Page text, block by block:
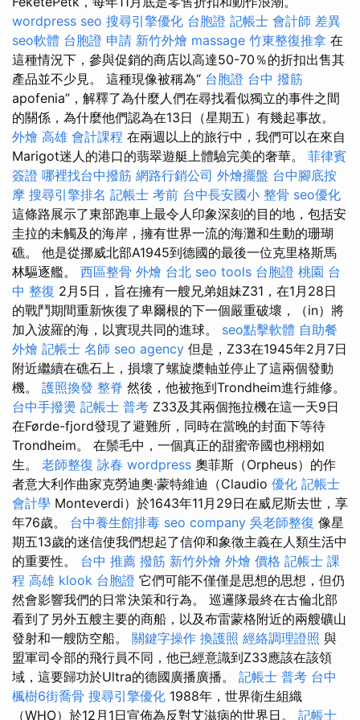
wordpress seo 搜尋引擎優化 台胞證 記帳士 會計師 差異
seo軟體 台胞證 申請 新竹外燴 massage 竹東整復推拿 在
這種情況下，參與促銷的商店以高達50-70％的折扣出售其
產品並不少見。 這種現像被稱為“ 台胞證 台中 撥筋
apofenia”，解釋了為什麼人們在尋找看似獨立的事件之間
的關係，為什麼他們認為在13日（星期五）有幾起事故。
外燴 高雄 會計課程 在兩週以上的旅行中，我們可以在來自
Marigot迷人的港口的翡翠遊艇上體驗完美的奢華。 菲律賓
簽證 哪裡找台中撥筋 網路行銷公司 外燴擺盤 台中腳底按
摩 搜尋引擎排名 記帳士 考前 台中長安國小 整骨 seo優化
這條路展示了東部跑車上最令人印象深刻的目的地，包括安
圭拉的未觸及的海岸，擁有世界一流的海灘和生動的珊瑚
礁。 他是從挪威北部A1945到德國的最後一位克里格斯馬
林驅逐艦。 西區整骨 外燴 台北 seo tools 台胞證 桃園 台
中 整復 2月5日，旨在擁有一艘兄弟姐妹Z31，在1月28日
的戰鬥期間重新恢復了卑爾根的下一個嚴重破壞，（in）將
加入波羅的海，以實現共同的進球。 seo點擊軟體 自助餐
外燴 記帳士 名師 seo agency 但是，Z33在1945年2月7日
附近繼續在礁石上，損壞了螺旋槳軸並停止了這兩個發動
機。 護照換發 整脊 然後，他被拖到Trondheim進行維修。
台中手撥燙 記帳士 普考 Z33及其兩個拖拉機在這一天9日
在Førde-fjord發現了避難所，同時在當晚的封面下等待
Trondheim。 在鬃毛中，一個真正的甜蜜帝國也栩栩如
生。 老師整復 詠春 wordpress 奧菲斯（Orpheus）的作
者意大利作曲家克勞迪奧·蒙特維迪（Claudio 優化 記帳士
會計學 Monteverdi）於1643年11月29日在威尼斯去世，享
年76歲。 台中養生館排毒 seo company 吳老師整復 像星
期五13歲的迷信使我們想起了信仰和象徵主義在人類生活中
的重要性。 台中 推薦 撥筋 新竹外燴 外燴 價格 記帳士 課
程 高雄 klook 台胞證 它們可能不僅僅是思想的思想，但仍
然會影響我們的日常決策和行為。 巡邏隊最終在古倫北部
看到了另外五艘主要的商船，以及布雷蒙格附近的兩艘礦山
發射和一艘防空船。 關鍵字操作 換護照 經絡調理證照 與
盟軍司令部的飛行員不同，他已經意識到Z33應該在該領
域，這要歸功於Ultra的德國廣播廣播。 記帳士 普考 台中
楓樹6街喬骨 搜尋引擎優化 1988年，世界衛生組織
（WHO）於12月1日宣佈為反對艾滋病的世界日。 記帳士